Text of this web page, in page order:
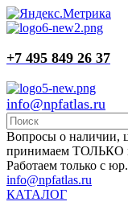
+7 495 849 26 37
info@npfatlas.ru
Вопросы о наличии,
принимаем ТОЛЬКО
Работаем только с
info@npfatlas.ru
КАТАЛОГ